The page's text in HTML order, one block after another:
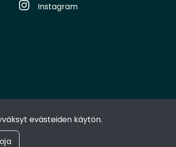
evästeiden käytön.
Instagram